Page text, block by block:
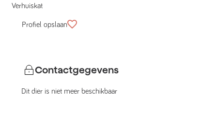
Verhuiskat
Profiel opslaan
Contactgegevens
Dit dier is niet meer beschikbaar